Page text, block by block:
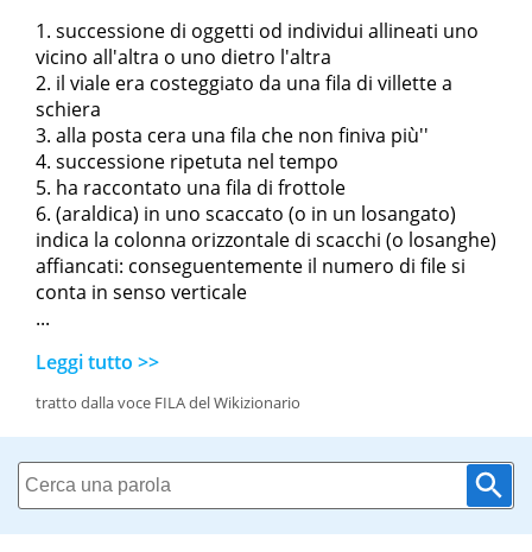
successione di oggetti od individui allineati uno
vicino all'altra o uno dietro l'altra
il viale era costeggiato da una fila di villette a
schiera
alla posta cera una fila che non finiva più''
successione ripetuta nel tempo
ha raccontato una fila di frottole
(araldica) in uno scaccato (o in un losangato)
indica la colonna orizzontale di scacchi (o losanghe)
affiancati: conseguentemente il numero di file si
conta in senso verticale
...
Leggi tutto >>
tratto dalla voce FILA del Wikizionario